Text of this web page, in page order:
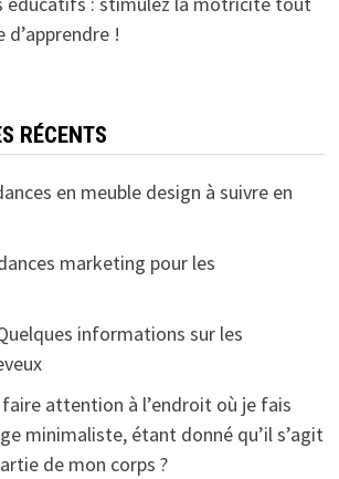
d’apprendre !
RÉCENTS
en meuble design à suivre en
marketing pour les
informations sur les
faire attention à l’endroit où je fais
minimaliste, étant donné qu’il s’agit
de mon corps ?